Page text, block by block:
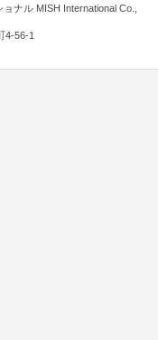
ナル MISH International Co.,
4-56-1